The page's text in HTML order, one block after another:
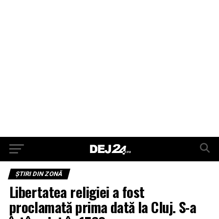
ŞTIRI DIN ZONĂ
Libertatea religiei a fost
proclamată prima dată la Cluj. S-a